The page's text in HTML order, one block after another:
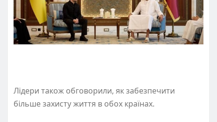
Лідери також обговорили, як забезпечити
більше захисту життя в обох країнах.